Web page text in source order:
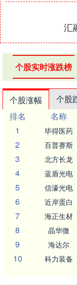
汇
个股实时涨跌榜
个股涨幅 个股
排名
名称
1
毕得医药
2 百普赛斯
3 北方长龙
4 蓝盾光电
5 信濠光电
6 近岸蛋白
7 海正生材
8 晶华微
9 海达尔
10 科力装备